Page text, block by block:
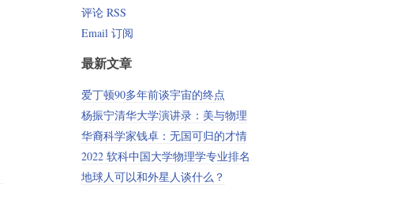
评论 RSS
Email 订阅
最新文章
爱丁顿90多年前谈宇宙的终点
杨振宁清华大学演讲录：美与物理
华裔科学家钱卓：无国可归的才情
2022 软科中国大学物理学专业排名
地球人可以和外星人谈什么？